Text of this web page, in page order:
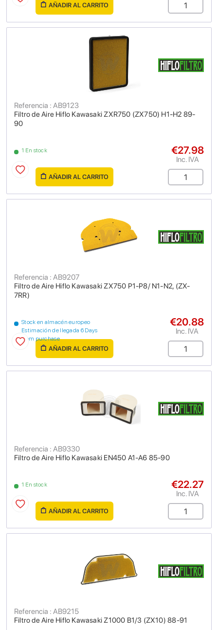
AÑADIR AL CARRITO
Filtro de Aire Hiflo Kawasaki ZXR750 (ZX750) H1-H2 89-
90
Referencia : AB9123
1 En stock €27.98
Inc. IVA
AÑADIR AL CARRITO
Filtro de Aire Hiflo Kawasaki ZX750 P1-P8/ N1-N2, (ZX-
7RR)
Referencia : AB9207
Stock en almacén europeo
Estimación de llegada 6 Days
from purchase
€20.88
Inc. IVA
AÑADIR AL CARRITO
Filtro de Aire Hiflo Kawasaki EN450 A1-A6 85-90
Referencia : AB9330
1 En stock €22.27
Inc. IVA
AÑADIR AL CARRITO
Filtro de Aire Hiflo Kawasaki Z1000 B1/3 (ZX10) 88-91
Referencia : AB9215